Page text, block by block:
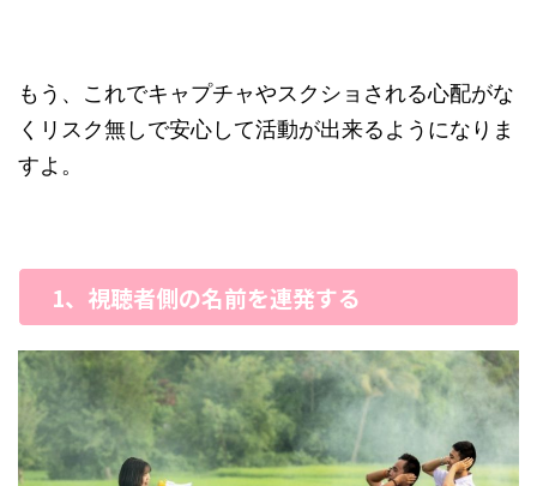
もう、これでキャプチャやスクショされる心配がな
くリスク無しで安心して活動が出来るようになりま
すよ。
1、視聴者側の名前を連発する